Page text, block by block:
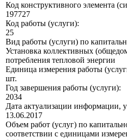
Код конструктивного элемента
197727
Код работы (услуги):
25
Вид работы (услуги) по
Установка коллективных
потребления тепловой энергии
Единица измерения работы
шт.
Год завершения работы (услуги):
2034
Дата актуализации информации,
13.06.2017
Объем работ (услуг) по
соответствии с единицами